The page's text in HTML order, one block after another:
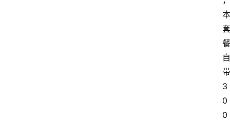
本
套
餐
自
带
3
0
0